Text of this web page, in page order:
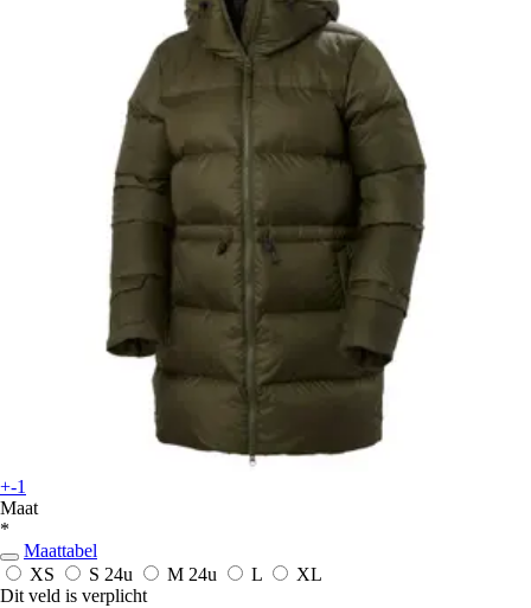
+-1
Maat
*
Maattabel
XS
S 24u M 24u L
XL
Dit veld is verplicht